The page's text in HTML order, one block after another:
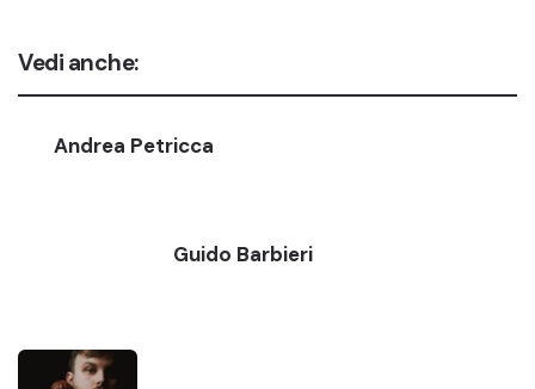
Vedi anche:
Andrea Petricca
Guido Barbieri